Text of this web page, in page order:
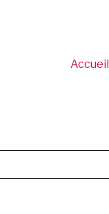
Accueil